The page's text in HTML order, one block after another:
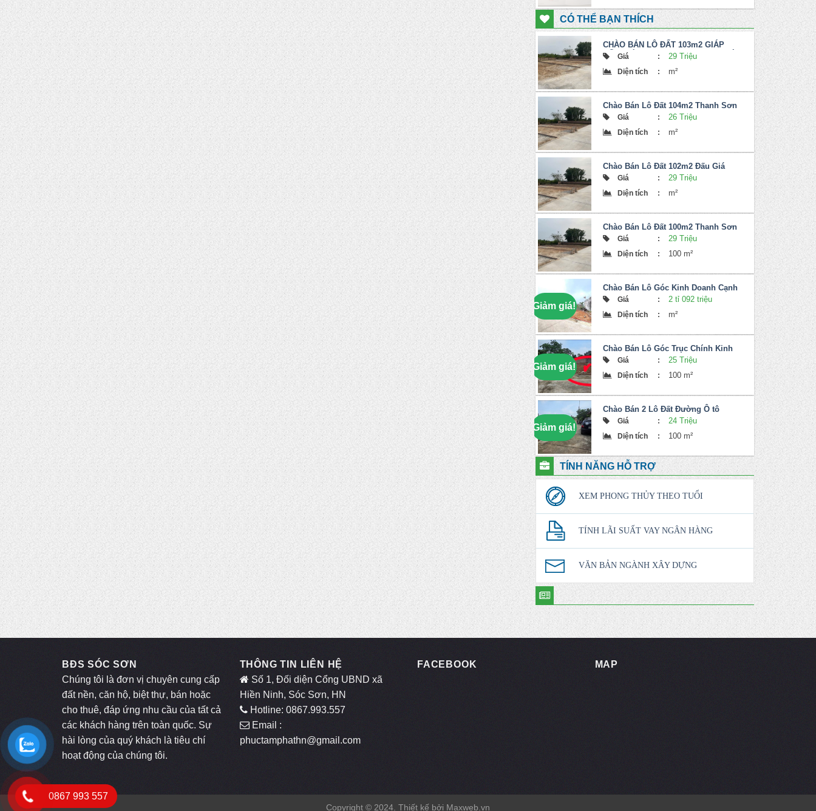
CÓ THỂ BẠN THÍCH
CHÀO BÁN LÔ ĐẤT 103m2 GIÁP
ĐẤU GIÁ – THANH SƠN, MINH PHÚ
Giá : 29 Triệu
Diện tích : m²
Chào Bán Lô Đất 104m2 Thanh Sơn
Minh Phú
Giá : 26 Triệu
Diện tích : m²
Chào Bán Lô Đất 102m2 Đấu Giá
Thanh Sơn Minh Phú
Giá : 29 Triệu
Diện tích : m²
Chào Bán Lô Đất 100m2 Thanh Sơn
Minh Phú
Giá : 29 Triệu
Diện tích : 100 m²
Giảm giá!
Chào Bán Lô Góc Kinh Doanh Cạnh
QL3 87,2m2
Giá : 2 tỉ 092 triệu
Diện tích :
m²
price
2,092,000,000 ₫.
price
2,000,000,000 ₫.
Giảm giá!
Chào Bán Lô Góc Trục Chính Kinh
Doanh Tại Minh Trí Sóc Sơn
Giá : 25 Triệu
Diện tích :
100 m²
price
25,000,000 ₫.
price
24,500,000 ₫.
Giảm giá!
Chào Bán 2 Lô Đất Đường Ô tô
Tránh TRục Chính Kinh Doanh
Giá : 24 Triệu
Diện tích :
100 m²
price
was:
24,000,000 ₫.
price
is:
23,500,000 ₫.
TÍNH NĂNG HỖ TRỢ
XEM PHONG THỦY THEO TUỔI
TÍNH LÃI SUẤT VAY NGÂN HÀNG
VĂN BẢN NGÀNH XÂY DỰNG
BĐS SÓC SƠN
Chúng tôi là đơn vị chuyên cung cấp
đất nền, căn hộ, biệt thự, bán hoặc
cho thuê, đáp ứng nhu cầu của tất cả
các khách hàng trên toàn quốc. Sự
hài lòng của quý khách là tiêu chí
hoạt động của chúng tôi.
THÔNG TIN LIÊN HỆ
Số 1, Đối diện Cổng UBND xã
Hiền Ninh, Sóc Sơn, HN
Hotline: 0867.993.557
Email :
phuctamphathn@gmail.com
FACEBOOK MAP
Copyright © 2024. Thiết kế bởi Maxweb.vn
0867 993 557